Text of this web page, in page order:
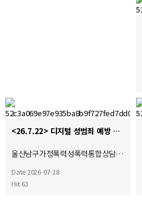
<26.7.22> 디지털 성범죄 예방 캠페인
울산남구가정폭력성폭력통합상담…
Date 2026-07-28
Hit 63